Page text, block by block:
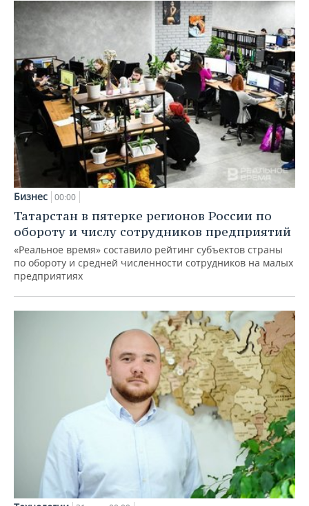
Бизнес 00:00
Татарстан в пятерке регионов России по
обороту и числу сотрудников предприятий
«Реальное время» составило рейтинг субъектов страны
по обороту и средней численности сотрудников на малых
предприятиях